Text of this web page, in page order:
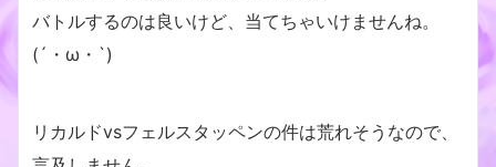
バトルするのは良いけど、当てちゃいけませんね。
(´・ω・`)
リカルドvsフェルスタッペンの件は荒れそうなので、